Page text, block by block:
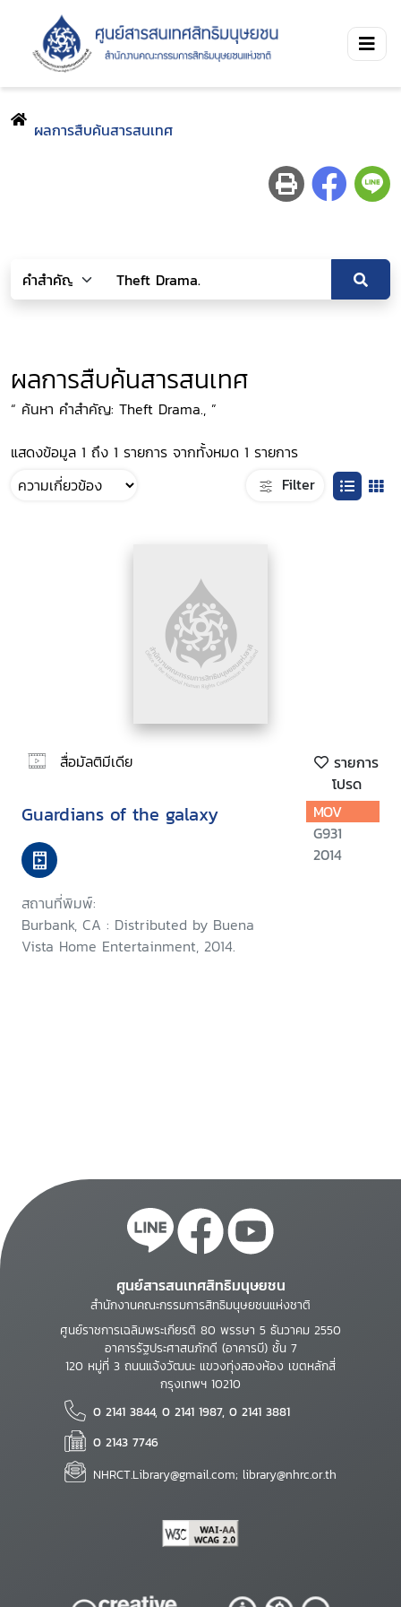
ผลการสืบค้นสารสนเทศ
ผลการสืบค้นสารสนเทศ
“ ค้นหา คำสำคัญ: Theft Drama., ”
แสดงข้อมูล 1 ถึง 1 รายการ จากทั้งหมด 1 รายการ
Filter
สื่อมัลติมีเดีย
รายการ
โปรด
Guardians of the galaxy
สถานที่พิมพ์:
Burbank, CA : Distributed by Buena
Vista Home Entertainment, 2014.
MOV
G931
2014
ศูนย์สารสนเทศสิทธิมนุษยชน
สำนักงานคณะกรรมการสิทธิมนุษยชนแห่งชาติ
ศูนย์ราชการเฉลิมพระเกียรติ 80 พรรษา 5 ธันวาคม 2550
อาคารรัฐประศาสนภักดี (อาคารบี) ชั้น 7
120 หมู่ที่ 3 ถนนแจ้งวัฒนะ แขวงทุ่งสองห้อง เขตหลักสี่
กรุงเทพฯ 10210
0 2141 3844, 0 2141 1987, 0 2141 3881
0 2143 7746
NHRCT.Library@gmail.com; library@nhrc.or.th